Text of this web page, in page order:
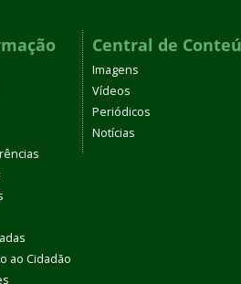
ao Cidadão
Central de
Imagens
Vídeos
Periódicos
Notícias